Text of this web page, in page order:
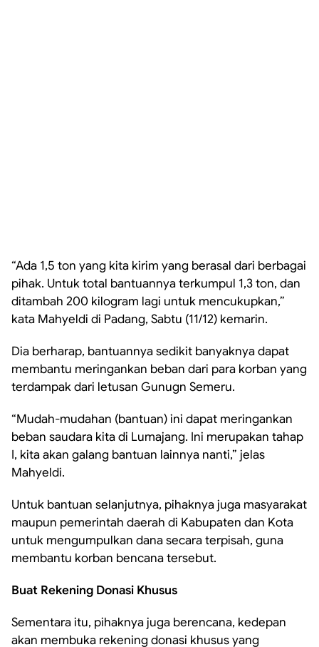
“Ada 1,5 ton yang kita kirim yang berasal dari berbagai
pihak. Untuk total bantuannya terkumpul 1,3 ton, dan
ditambah 200 kilogram lagi untuk mencukupkan,”
kata Mahyeldi di Padang, Sabtu (11/12) kemarin.
Dia berharap, bantuannya sedikit banyaknya dapat
membantu meringankan beban dari para korban yang
terdampak dari letusan Gunugn Semeru.
“Mudah-mudahan (bantuan) ini dapat meringankan
beban saudara kita di Lumajang. Ini merupakan tahap
I, kita akan galang bantuan lainnya nanti,” jelas
Mahyeldi.
Untuk bantuan selanjutnya, pihaknya juga masyarakat
maupun pemerintah daerah di Kabupaten dan Kota
untuk mengumpulkan dana secara terpisah, guna
membantu korban bencana tersebut.
Buat Rekening Donasi Khusus
Sementara itu, pihaknya juga berencana, kedepan
akan membuka rekening donasi khusus yang